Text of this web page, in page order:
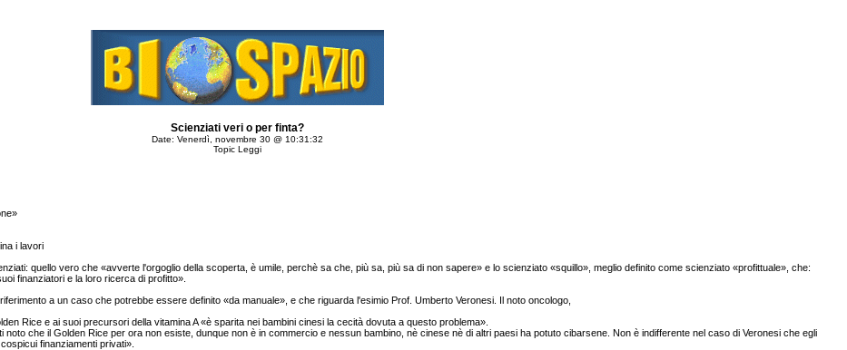
Scienziati veri o per finta?
Date: Venerdì, novembre 30 @ 10:31:32
Topic Leggi
i lavori
quello vero che «avverte l'orgoglio della scoperta, è umile, perchè sa che, più sa, più sa di non sapere» e lo scienziato «squillo», meglio definito come scienziato «profittuale», che:
finanziatori e la loro ricerca di profitto».
a un caso che potrebbe essere definito «da manuale», e che riguarda l'esimio Prof. Umberto Veronesi. Il noto oncologo,
Rice e ai suoi precursori della vitamina A «è sparita nei bambini cinesi la cecità dovuta a questo problema».
che il Golden Rice per ora non esiste, dunque non è in commercio e nessun bambino, nè cinese nè di altri paesi ha potuto cibarsene. Non è indifferente nel caso di Veronesi che egli
finanziamenti privati».